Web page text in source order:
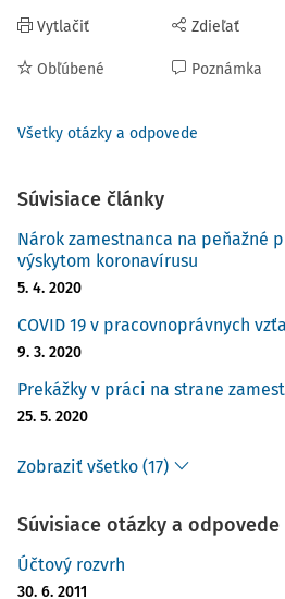
Vytlačiť
Obľúbené
Zdieľať
Poznámka
Všetky otázky a odpovede
Súvisiace články
Nárok zamestnanca na peňažné
výskytom koronavírusu
5. 4. 2020
COVID 19 v pracovnoprávnych
9. 3. 2020
Prekážky v práci na strane
25. 5. 2020
Zobraziť všetko (17)
Súvisiace otázky a odpovede
Účtový rozvrh
30. 6. 2011